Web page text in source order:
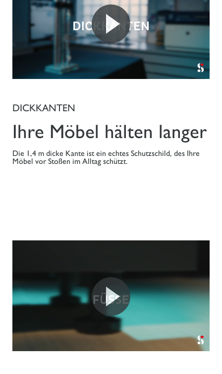
DICKKANTEN
Ihre Möbel hälten langer
Die 1,4 m dicke Kante ist ein echtes Schutzschild, des Ihre
Möbel vor Stoßen im Alltag schützt.